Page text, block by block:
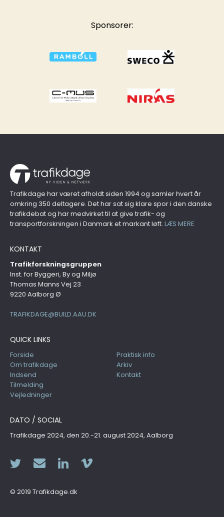
Sponsorer:
Trafikdage har været afholdt siden 1994 og samler hvert år
omkring 350 deltagere. Det har sat sig klare spor i den danske
trafikdebat og har medvirket til at give trafik- og
transportforskningen i Danmark et markant løft. LÆS MERE
KONTAKT
Trafikforskningsgruppen
Inst. for Byggeri, By og Miljø
Thomas Manns Vej 23
9220 Aalborg Ø
TRAFIKDAGE@BUILD.AAU.DK
QUICK LINKS
Forside
Om trafikdage
Indsend
Tilmelding
Vejledninger
Praktisk info
Arkiv
Kontakt
DATO / SOCIAL
Trafikdage 2024, den 20.-21. august 2024, Aalborg
© 2019 Trafikdage.dk